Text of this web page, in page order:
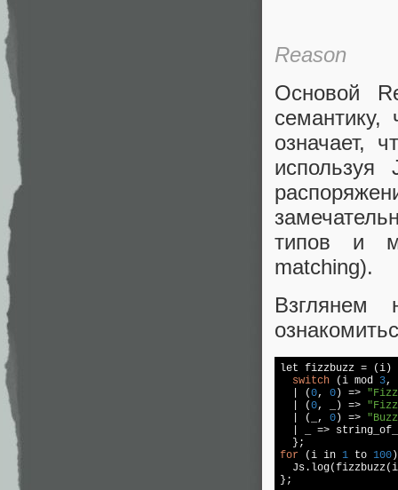
Reason
Основой
означает,
используя
типов и
matching).
Взглянем
let fizzbuzz = (i)
switch (i mod 3,
| (0, 0) =>
| (0, _) =>
| (_, 0) =>
| _ =>
for (i in 1 to 100
};